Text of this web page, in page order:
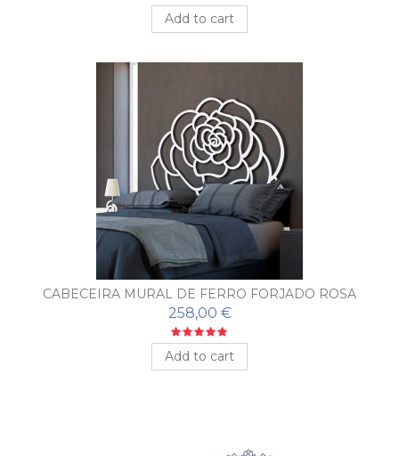
Add to cart
CABECEIRA MURAL DE FERRO FORJADO ROSA
258,00 €
Add to cart